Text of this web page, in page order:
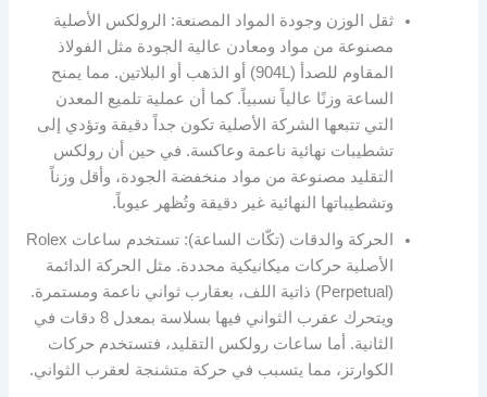
ثقل الوزن وجودة المواد المصنعة: الرولكس الأصلية
مصنوعة من مواد ومعادن عالية الجودة مثل الفولاذ
المقاوم للصدأ (904L) أو الذهب أو البلاتين. مما يمنح
الساعة وزنًا عالياً نسبياً. كما أن عملية تلميع المعدن
التي تتبعها الشركة الأصلية تكون جداً دقيقة وتؤدي إلى
تشطيبات نهائية ناعمة وعاكسة. في حين أن رولكس
التقليد مصنوعة من مواد منخفضة الجودة، وأقل وزناً
وتشطيباتها النهائية غير دقيقة وتُظهر عيوباً.
الحركة والدقات (تكّات الساعة): تستخدم ساعات Rolex
الأصلية حركات ميكانيكية محددة. مثل الحركة الدائمة
(Perpetual) ذاتية اللف، بعقارب ثواني ناعمة ومستمرة.
ويتحرك عقرب الثواني فيها بسلاسة بمعدل 8 دقات في
الثانية. أما ساعات رولكس التقليد، فتستخدم حركات
الكوارتز، مما يتسبب في حركة متشنجة لعقرب الثواني.